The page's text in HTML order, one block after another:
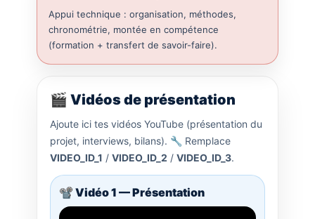
Appui technique : organisation, méthodes,
chronométrie, montée en compétence
(formation + transfert de savoir-faire).
🎬 Vidéos de présentation
Ajoute ici tes vidéos YouTube (présentation du
projet, interviews, bilans). 🔧 Remplace
VIDEO_ID_1 / VIDEO_ID_2 / VIDEO_ID_3.
📽️ Vidéo 1 — Présentation